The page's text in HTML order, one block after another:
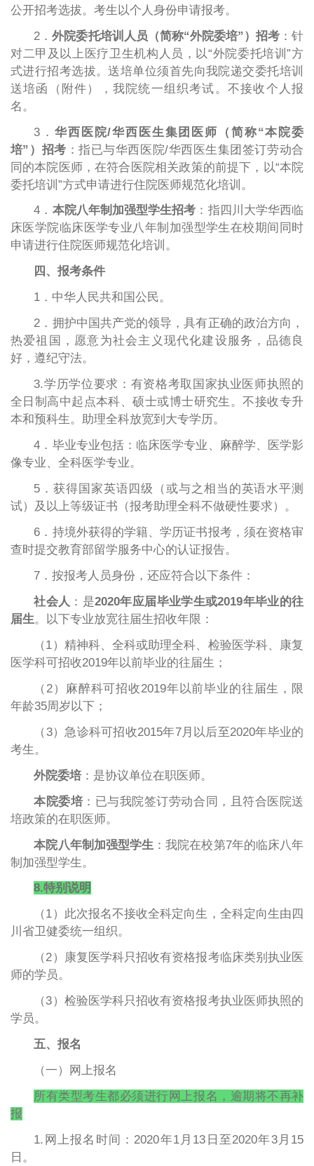
公开招考选拔。考生以个人身份申请报考。
2．外院委托培训人员（简称“外院委培”）招考 ：针
对二甲及以上医疗卫生机构人员，以“外院委托培训”方
式进行招考选拔。送培单位须首先向我院递交委托培训
送培函（附件），我院统一组织考试。不接收个人报
名。
3．华西医院/华西医生集团医师（简称“本院委
培”）招考 ：指已与华西医院/华西医生集团签订劳动合
同的本院医师，在符合医院相关政策的前提下，以“本院
委托培训”方式申请进行住院医师规范化培训。
4． 本院八年制加强型学生招考 ：指四川大学华西临
床医学院临床医学专业八年制加强型学生在校期间同时
申请进行住院医师规范化培训。
四、报考条件
1．中华人民共和国公民。
2．拥护中国共产党的领导，具有正确的政治方向，
热爱祖国，愿意为社会主义现代化建设服务，品德良
好，遵纪守法。
3.学历学位要求：有资格考取国家执业医师执照的
全日制高中起点本科、硕士或博士研究生。不接收专升
本和预科生。助理全科放宽到大专学历。
4．毕业专业包括：临床医学专业、麻醉学、医学影
像专业、全科医学专业。
5．获得国家英语四级（或与之相当的英语水平测
试）及以上等级证书（报考助理全科不做硬性要求）。
6．持境外获得的学籍、学历证书报考，须在资格审
查时提交教育部留学服务中心的认证报告。
7．按报考人员身份，还应符合以下条件：
社会人 ：是2020年应届毕业学生或2019年毕业的往
届生。以下专业放宽往届生招收年限：
（1）精神科、全科或助理全科、检验医学科、康复
医学科可招收2019年以前毕业的往届生；
（2）麻醉科可招收2019年以前毕业的往届生，限
年龄35周岁以下；
（3）急诊科可招收2015年7月以后至2020年毕业的
考生。
外院委培 ：是协议单位在职医师。
本院委培 ：已与我院签订劳动合同，且符合医院送
培政策的在职医师。
本院八年制加强型学生 ：我院在校第7年的临床八年
制加强型学生。
8.特别说明
（1）此次报名不接收全科定向生，全科定向生由四
川省卫健委统一组织。
（2）康复医学科只招收有资格报考临床类别执业医
师的学员。
（3）检验医学科只招收有资格报考执业医师执照的
学员。
五、报名
（一）网上报名
所有类型考生都必须进行网上报名，逾期将不再补
报
1.网上报名时间：2020年1月13日至2020年3月15
日。